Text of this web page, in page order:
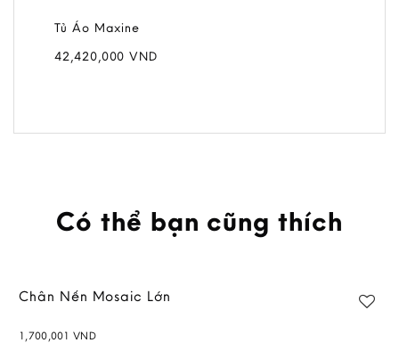
Tủ Áo Maxine
42,420,000VND
Có thể bạn cũng thích
Chân Nến Mosaic Lớn
1,700,001 VND